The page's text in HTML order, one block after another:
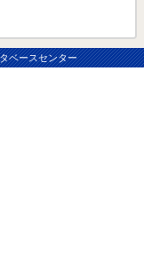
ベースセンター